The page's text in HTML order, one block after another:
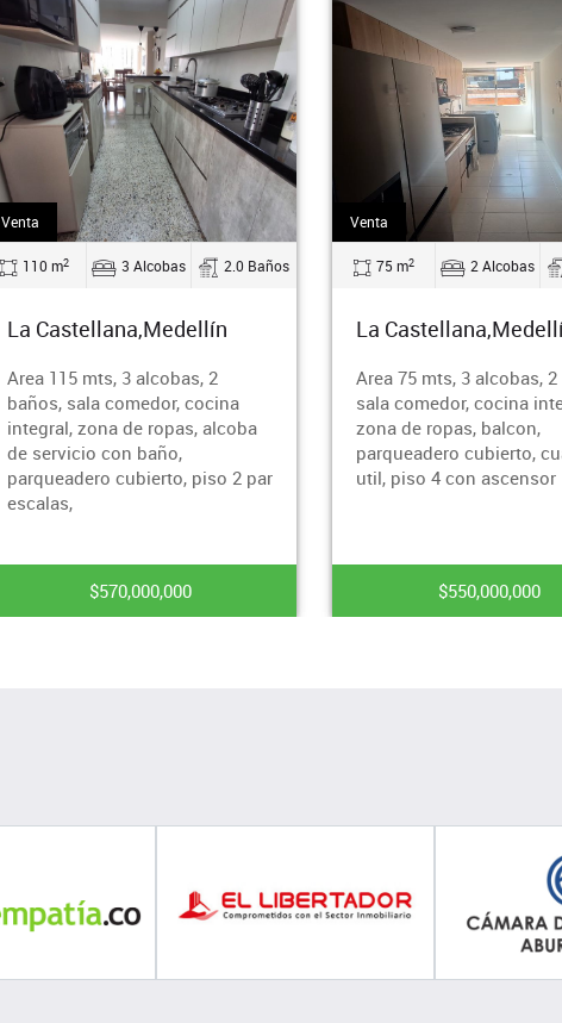
Venta
110 m2 3 Alcobas 2.0 Baños
La Castellana,Medellín
Area 115 mts, 3 alcobas, 2
baños, sala comedor, cocina
integral, zona de ropas, alcoba
de servicio con baño,
parqueadero cubierto, piso 2 par
escalas,
$570,000,000
Venta
75 m2 2 Alcobas
La
Area 75 mts, 3 alcobas,
sala comedor, cocina
zona de ropas, balcon,
parqueadero cubierto,
util, piso 4 con ascensor
$550,000,000